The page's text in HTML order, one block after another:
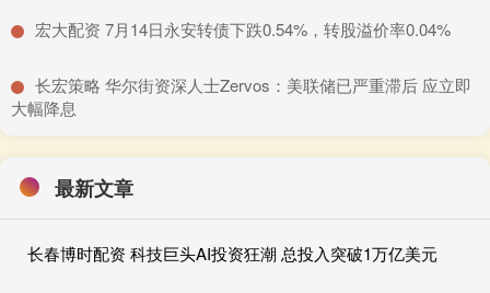
​宏大配资 7月14日永安转债下跌0.54%，转股溢价率0.04%
​长宏策略 华尔街资深人士Zervos：美联储已严重滞后 应立即
大幅降息
最新文章
长春博时配资 科技巨头AI投资狂潮 总投入突破1万亿美元